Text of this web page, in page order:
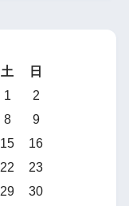
土
日
1
2
8
9
15
16
22
23
29 30